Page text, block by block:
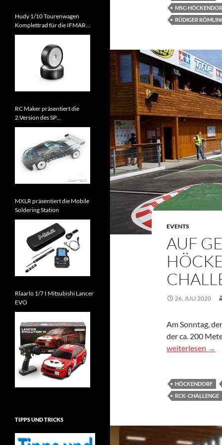
MSC-
RÜDIGER
EVENTS
AUF
26. JULI 2020
Am Sonntag,
der ca. 200
Auf geht’s nach
weiterlesen →
HÖCKENDORF
RCK-CHALLENGE
Hudy 1/10 Tourenwagen
Komplettrad für die IFMAR
WM 2026 zugelassen
RC Maker präsentiert die
2.Version des SP
Tourenwagens
MXLR präsentiert die Mobile
Soldering Station
Rlaarlo 1/7 I Mitsubishi Lancer
EVO
TIPPS UND TRICKS